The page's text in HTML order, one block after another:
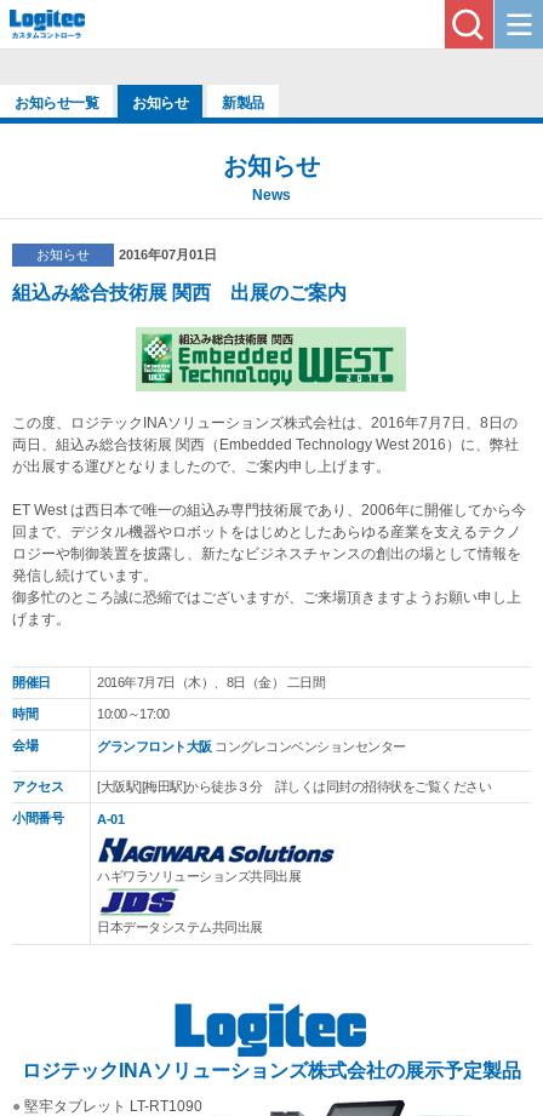
お知らせ一覧 お知らせ 新製品
お知らせ
News
お知らせ 2016年07月01日
組込み総合技術展 関西 出展のご案内
この度、ロジテックINAソリューションズ株式会社は、2016年7月7日、8日の
両日、組込み総合技術展 関西（Embedded Technology West 2016）に、弊社
が出展する運びとなりましたので、ご案内申し上げます。
ET West は西日本で唯一の組込み専門技術展であり、2006年に開催してから今
回まで、デジタル機器やロボットをはじめとしたあらゆる産業を支えるテクノ
ロジーや制御装置を披露し、新たなビジネスチャンスの創出の場として情報を
発信し続けています。
御多忙のところ誠に恐縮ではございますが、ご来場頂きますようお願い申し上
げます。
開催日 2016年7月7日（木）、8日（金） 二日間
時間 10:00～17:00
会場 グランフロント大阪 コングレコンベンションセンター
アクセス [大阪駅][梅田駅]から徒歩３分 詳しくは同封の招待状をご覧ください
小間番号 A-01
ハギワラソリューションズ共同出展
日本データシステム共同出展
ロジテックINAソリューションズ株式会社の展示予定製品
堅牢タブレット LT-RT1090